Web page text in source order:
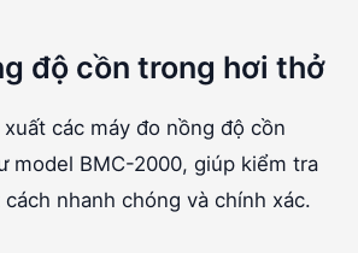
độ cồn trong hơi thở
xuất các máy đo nồng độ cồn
model BMC-2000, giúp kiểm tra
nhanh chóng và chính xác.